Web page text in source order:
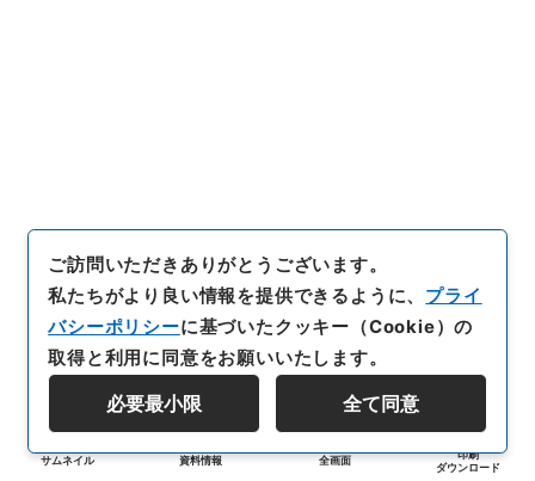
サムネイル 資料情報 全画面
印刷
ダウンロード
ご訪問いただきありがとうございます。
私たちがより良い情報を提供できるように、 プライ
バシーポリシーに基づいたクッキー（Cookie）の
取得と利用に同意をお願いいたします。
必要最小限 全て同意